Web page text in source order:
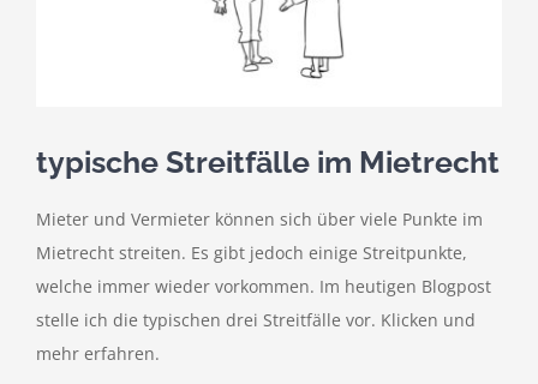
Blog
Datenschutzerklärung
typische Streitfälle im Mietrecht
Mieter und Vermieter können sich über viele Punkte im
Mietrecht streiten. Es gibt jedoch einige Streitpunkte,
welche immer wieder vorkommen. Im heutigen Blogpost
stelle ich die typischen drei Streitfälle vor. Klicken und
mehr erfahren.